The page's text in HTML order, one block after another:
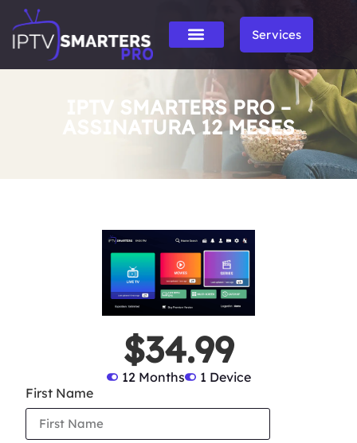
Services
IPTV SMARTERS PRO –
ASSINATURA 12 MESES
$34.99
12 Months
1 Device
First Name